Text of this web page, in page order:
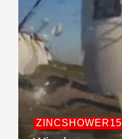
ZINCSHOWER15